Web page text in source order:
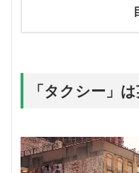
「タクシー」